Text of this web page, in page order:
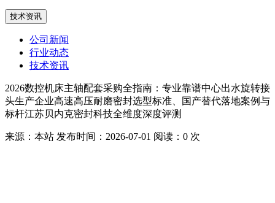
技术资讯
公司新闻
行业动态
技术资讯
2026数控机床主轴配套采购全指南：专业靠谱中心出水旋转接
头生产企业高速高压耐磨密封选型标准、国产替代落地案例与
标杆江苏贝内克密封科技全维度深度评测
来源：本站 发布时间：2026-07-01 阅读：0 次